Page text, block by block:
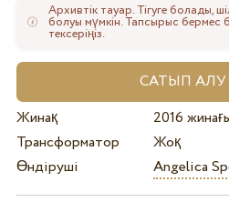
Архивтік тауар. Тігуге болады,
болуы мүмкін. Тапсырыс бермес
тексеріңіз.
Жинақ
2016
Трансформатор
Жоқ
Өндіруші
Angelica